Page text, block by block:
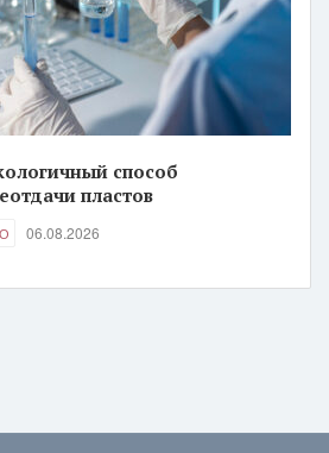
способ
пластов
06.08.2026